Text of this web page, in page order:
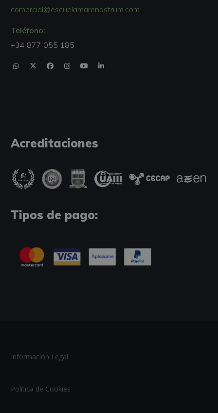
comercial@escuelamarenostrum.com
Teléfono:
+34 877 055 185
Acreditaciones
Tipos de pago:
Información Legal
Política de Cookies